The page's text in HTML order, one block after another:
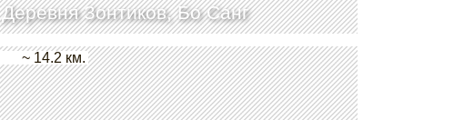
Деревня Зонтиков, Бо Санг
~ 14.2 км.